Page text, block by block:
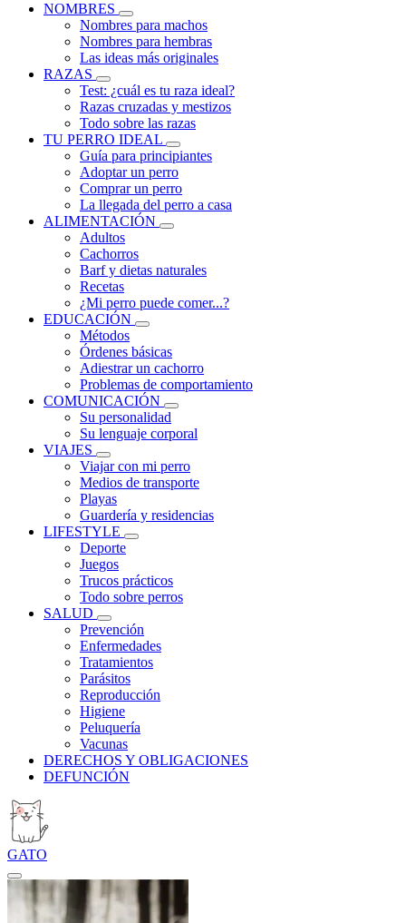
NOMBRES
Nombres para machos
Nombres para hembras
Las ideas más originales
RAZAS
Test: ¿cuál es tu raza ideal?
Razas cruzadas y mestizos
Todo sobre las razas
TU PERRO IDEAL
Guía para principiantes
Adoptar un perro
Comprar un perro
La llegada del perro a casa
ALIMENTACIÓN
Adultos
Cachorros
Barf y dietas naturales
Recetas
¿Mi perro puede comer...?
EDUCACIÓN
Métodos
Órdenes básicas
Adiestrar un cachorro
Problemas de comportamiento
COMUNICACIÓN
Su personalidad
Su lenguaje corporal
VIAJES
Viajar con mi perro
Medios de transporte
Playas
Guardería y residencias
LIFESTYLE
Deporte
Juegos
Trucos prácticos
Todo sobre perros
SALUD
Prevención
Enfermedades
Tratamientos
Parásitos
Reproducción
Higiene
Peluquería
Vacunas
DERECHOS Y OBLIGACIONES
DEFUNCIÓN
GATO